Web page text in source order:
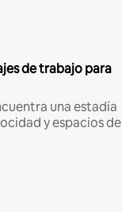
de trabajo para
una estadía
y espacios de